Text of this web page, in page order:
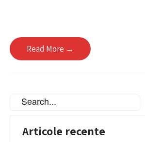
Read More →
Articole recente